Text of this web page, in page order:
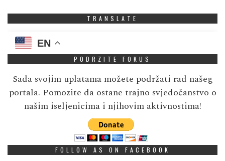
TRANSLATE
EN
PODRZITE FOKUS
Sada svojim uplatama možete podržati rad našeg
portala. Pomozite da ostane trajno svjedočanstvo o
našim iseljenicima i njihovim aktivnostima!
FOLLOW AS ON FACEBOOK